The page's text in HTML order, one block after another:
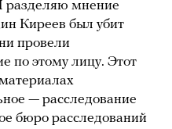
разделяю мнение
Киреев был убит
провели
по этому лицу. Этот
— расследование
бюро расследований